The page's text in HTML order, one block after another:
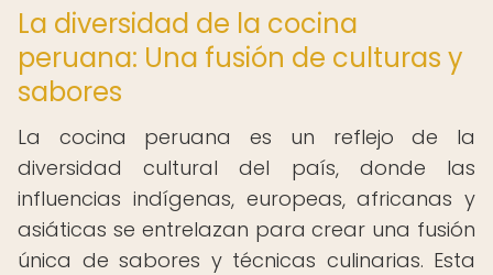
La diversidad de la cocina
peruana: Una fusión de culturas y
sabores
La cocina peruana es un reflejo de la
diversidad cultural del país, donde las
influencias indígenas, europeas, africanas y
asiáticas se entrelazan para crear una fusión
única de sabores y técnicas culinarias. Esta